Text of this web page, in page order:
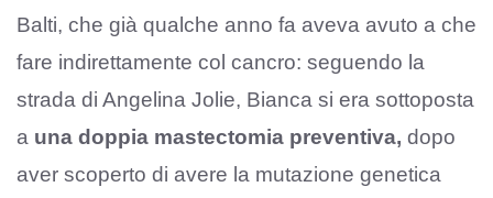
Balti, che già qualche anno fa aveva avuto a che
fare indirettamente col cancro: seguendo la
strada di Angelina Jolie, Bianca si era sottoposta
a una doppia mastectomia preventiva, dopo
aver scoperto di avere la mutazione genetica